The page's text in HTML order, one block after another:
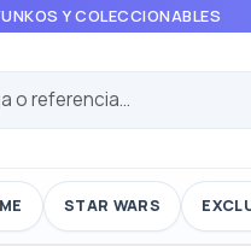
Y COLECCIONABLES
STAR WARS